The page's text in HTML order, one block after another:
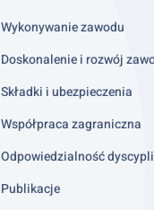
2
Wykonywanie zawodu
Doskonalenie i rozwój
Składki i ubezpieczenia
Współpraca zagraniczna
Odpowiedzialność
Publikacje